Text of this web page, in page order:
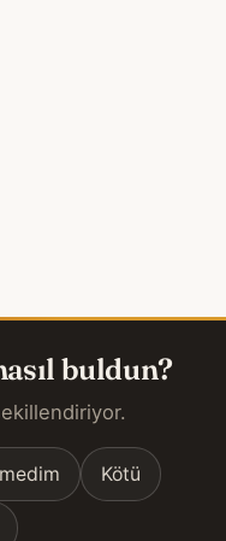
buldun?
Kötü